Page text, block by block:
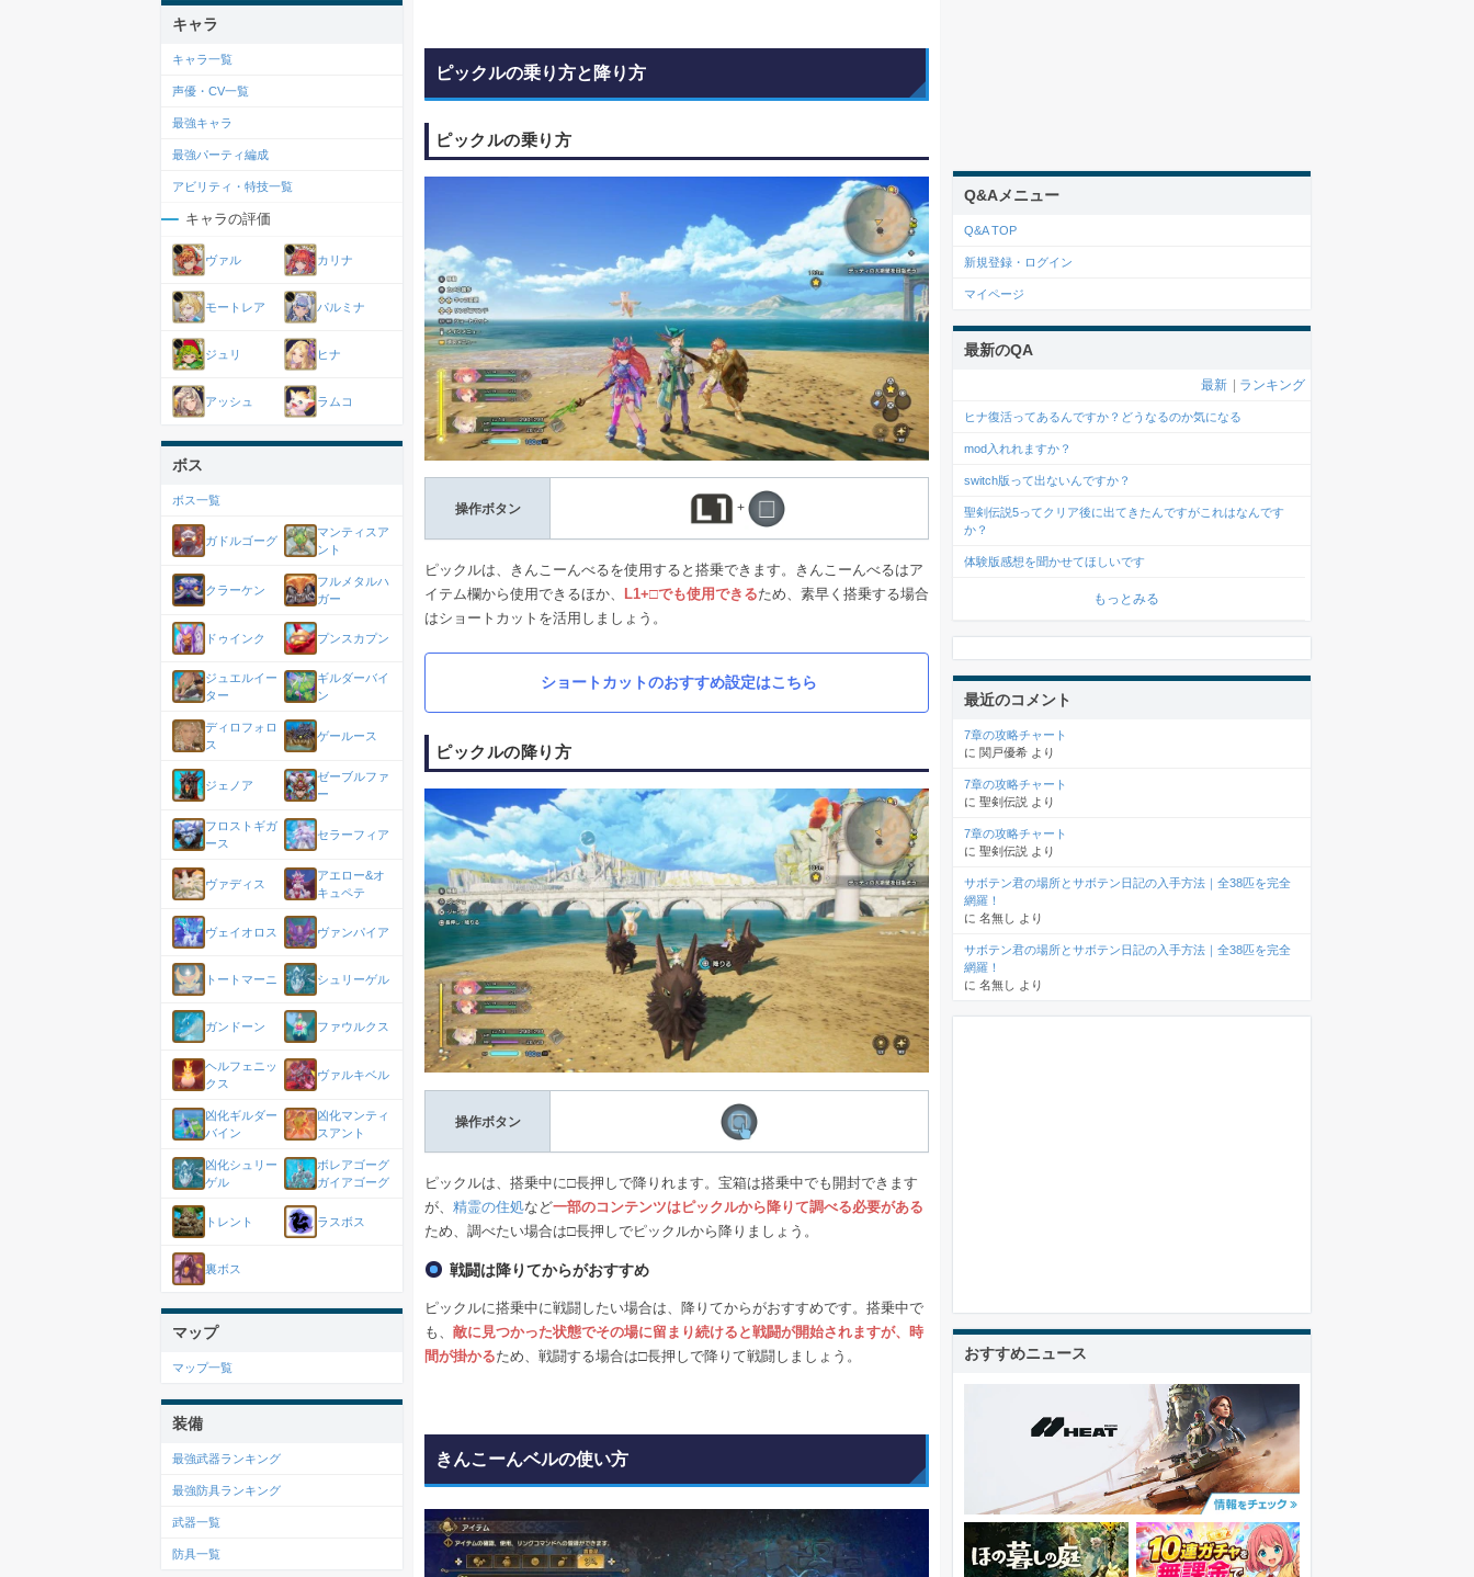
ピックルの乗り方と降り方
ピックルの乗り方
操作ボタン +
ピックルは、きんこーんべるを使用すると搭乗できます。きんこーんべるはア
イテム欄から使用できるほか、
L1+□でも使用できるため、素早く搭乗する場合
はショートカットを活用しましょう。
ショートカットのおすすめ設定はこちら
ピックルの降り方
操作ボタン
ピックルは、搭乗中に□長押しで降りれます。宝箱は搭乗中でも開封できます
が、 精霊の住処など一部のコンテンツはピックルから降りて調べる必要がある
ため、調べたい場合は□長押しでピックルから降りましょう。
戦闘は降りてからがおすすめ
ピックルに搭乗中に戦闘したい場合は、降りてからがおすすめです。搭乗中で
も、 敵に見つかった状態でその場に留まり続けると戦闘が開始されますが、時
間が掛かるため、戦闘する場合は□長押しで降りて戦闘しましょう。
きんこーんベルの使い方
キャラ
キャラ一覧
声優・CV一覧
最強キャラ
最強パーティ編成
アビリティ・特技一覧
キャラの評価
ヴァル カリナ
モートレア パルミナ
ジュリ ヒナ
アッシュ ラムコ
ボス
ボス一覧
ガドルゴーグ
マンティスア
ント
クラーケン
フルメタルハ
ガー
ドゥインク プンスカプン
ジュエルイー
ター
ギルダーバイ
ン
ディロフォロ
ス
ゲールース
ジェノア
ゼーブルファ
ー
フロストギガ
ース
セラーフィア
ヴァディス
アエロー&オ
キュペテ
ヴェイオロス ヴァンパイア
トートマーニ シュリーゲル
ガンドーン ファウルクス
ヘルフェニッ
クス
ヴァルキベル
凶化ギルダー
バイン
凶化マンティ
スアント
凶化シュリー
ゲル
ボレアゴーグ
ガイアゴーグ
トレント ラスボス
裏ボス
マップ
マップ一覧
装備
最強武器ランキング
最強防具ランキング
武器一覧
防具一覧
Q&Aメニュー
Q&A TOP
新規登録・ログイン
マイページ
最新のQA
最新 ランキング
ヒナ復活ってあるんですか？どうなるのか気になる
mod入れれますか？
switch版って出ないんですか？
聖剣伝説5ってクリア後に出てきたんですがこれはなんです
か？
体験版感想を聞かせてほしいです
もっとみる
最近のコメント
7章の攻略チャート
に 関戸優希 より
7章の攻略チャート
に 聖剣伝説 より
7章の攻略チャート
に 聖剣伝説 より
サボテン君の場所とサボテン日記の入手方法｜全38匹を完全
網羅！
に 名無し より
サボテン君の場所とサボテン日記の入手方法｜全38匹を完全
網羅！
に 名無し より
おすすめニュース